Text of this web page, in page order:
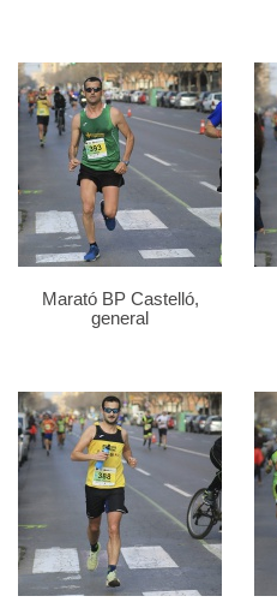
Marató BP Castelló,
general